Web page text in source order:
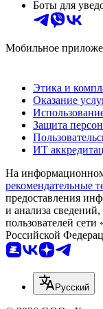
Боты для
Мобильное
Этика и
Оказание
Защита
ИТ
На
рекомендательные
предоставления
и анализа
пользователей
Российской
Русский